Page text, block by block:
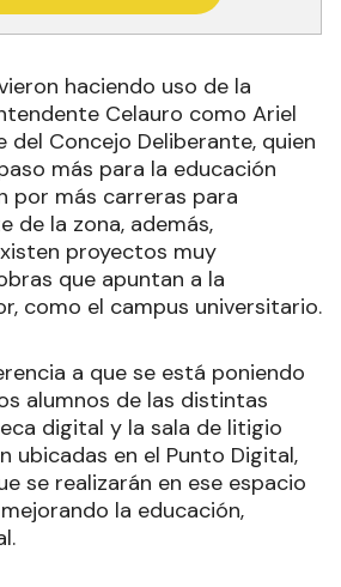
haciendo uso de la
Celauro como Ariel
del Concejo Deliberante, quien
más para la educación
por más carreras para
de la zona, además,
proyectos muy
que apuntan a la
como el campus universitario.
a que se está poniendo
alumnos de las distintas
digital y la sala de litigio
ubicadas en el Punto Digital,
se realizarán en ese espacio
la educación,